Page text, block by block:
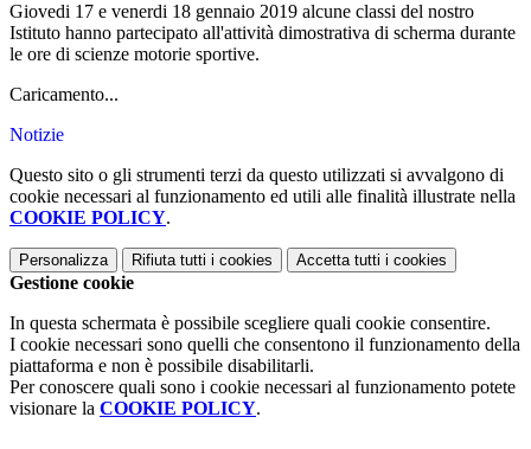
Giovedi 17 e venerdi 18 gennaio 2019 alcune classi del nostro
Istituto hanno partecipato all'attività dimostrativa di scherma durante
le ore di scienze motorie sportive.
Caricamento...
Notizie
Questo sito o gli strumenti terzi da questo utilizzati si avvalgono di
cookie necessari al funzionamento ed utili alle finalità illustrate nella
COOKIE POLICY.
Personalizza Rifiuta tutti i cookies Accetta tutti i cookies
Gestione cookie
In questa schermata è possibile scegliere quali cookie consentire.
I cookie necessari sono quelli che consentono il funzionamento della
piattaforma e non è possibile disabilitarli.
Per conoscere quali sono i cookie necessari al funzionamento potete
visionare la COOKIE POLICY.